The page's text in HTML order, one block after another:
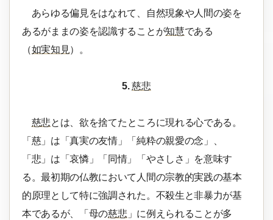
あらゆる偏見をはなれて、自然現象や人間の姿を
あるがままの姿を認識することが知慧である
（如実知見）。
5.慈悲
慈悲とは、欲を捨てたところに現れる心である。
「慈」は「真実の友情」「純粋の親愛の念」、
「悲」は「哀憐」「同情」「やさしさ」を意味す
る。最初期の仏教において人間の宗教的実践の基本
的原理として特に強調された。不殺生と非暴力が基
本であるが、「母の慈悲 」に例えられることが多